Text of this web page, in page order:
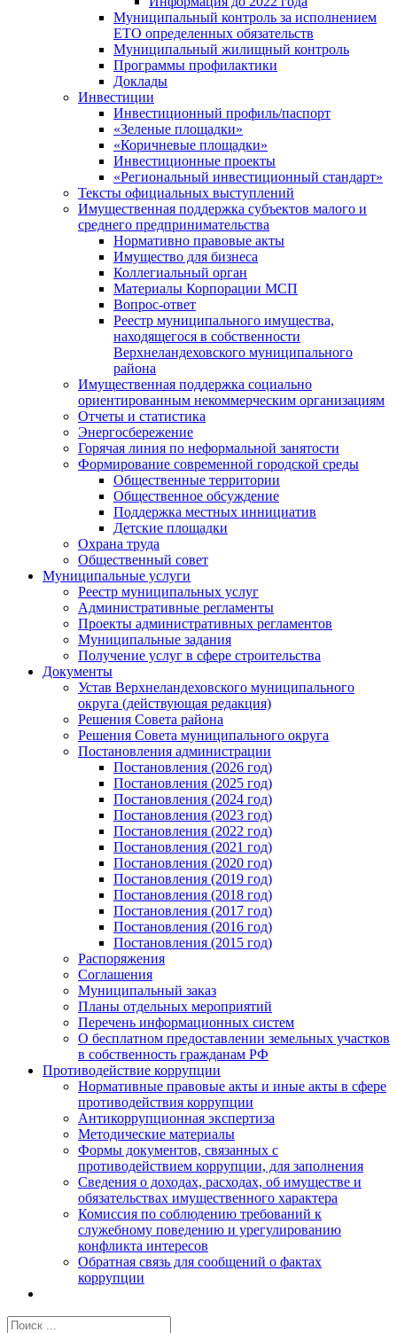
Муниципальный контроль за исполнением
ЕТО определенных обязательств
Муниципальный жилищный контроль
Программы профилактики
Доклады
Инвестиции
Инвестиционный профиль/паспорт
«Зеленые площадки»
«Коричневые площадки»
Инвестиционные проекты
«Региональный инвестиционный стандарт»
Тексты официальных выступлений
Имущественная поддержка субъектов малого и
среднего предпринимательства
Нормативно правовые акты
Имущество для бизнеса
Коллегиальный орган
Материалы Корпорации МСП
Вопрос-ответ
Реестр муниципального имущества,
находящегося в собственности
Верхнеландеховского муниципального
района
Имущественная поддержка социально
ориентированным некоммерческим организациям
Отчеты и статистика
Энергосбережение
Горячая линия по неформальной занятости
Формирование современной городской среды
Общественные территории
Общественное обсуждение
Поддержка местных иннициатив
Детские площадки
Охрана труда
Общественный совет
Муниципальные услуги
Реестр муниципальных услуг
Административные регламенты
Проекты административных регламентов
Муниципальные задания
Получение услуг в сфере строительства
Документы
Устав Верхнеландеховского муниципального
округа (действующая редакция)
Решения Совета района
Решения Совета муниципального округа
Постановления администрации
Постановления (2026 год)
Постановления (2025 год)
Постановления (2024 год)
Постановления (2023 год)
Постановления (2022 год)
Постановления (2021 год)
Постановления (2020 год)
Постановления (2019 год)
Постановления (2018 год)
Постановления (2017 год)
Постановления (2016 год)
Постановления (2015 год)
Распоряжения
Соглашения
Муниципальный заказ
Планы отдельных мероприятий
Перечень информационных систем
О бесплатном предоставлении земельных участков
в собственность гражданам РФ
Противодействие коррупции
Нормативные правовые акты и иные акты в сфере
противодействия коррупции
Антикоррупционная экспертиза
Методические материалы
Формы документов, связанных с
противодействием коррупции, для заполнения
Сведения о доходах, расходах, об имуществе и
обязательствах имущественного характера
Комиссия по соблюдению требований к
служебному поведению и урегулированию
конфликта интересов
Обратная связь для сообщений о фактах
коррупции
Результат